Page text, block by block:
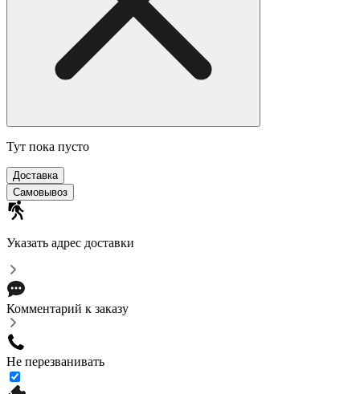
Тут пока пусто
Доставка
Самовывоз
Указать адрес доставки
Комментарий к заказу
Не перезванивать